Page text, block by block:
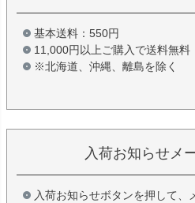
基本送料：550円
11,000円以上ご購入で送料無料
※北海道、沖縄、離島を除く
入荷お知らせメ
入荷お知らせボタンを押して、